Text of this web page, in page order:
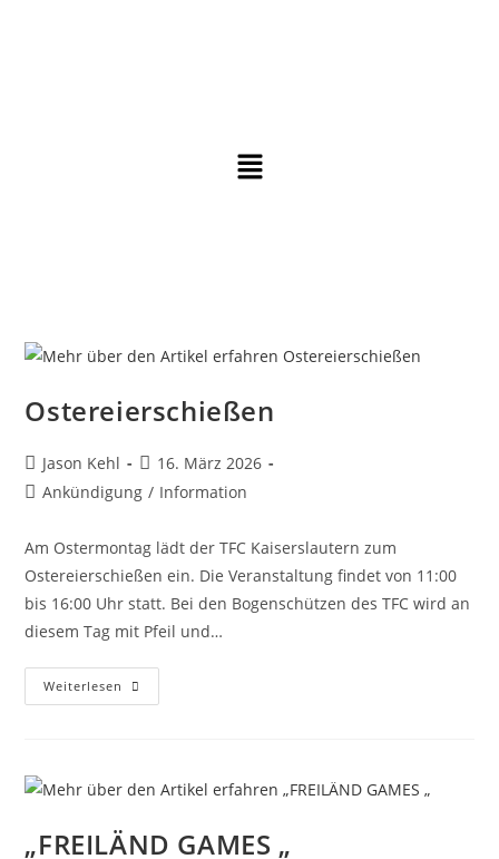
Ostereierschießen
Jason Kehl
16. März 2026
Ankündigung / Information
Am Ostermontag lädt der TFC Kaiserslautern zum
Ostereierschießen ein. Die Veranstaltung findet von 11:00
bis 16:00 Uhr statt. Bei den Bogenschützen des TFC wird an
diesem Tag mit Pfeil und…
Weiterlesen
„FREILÄND GAMES „